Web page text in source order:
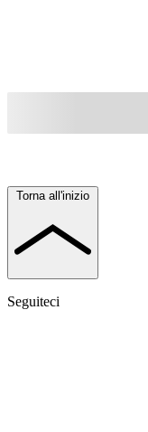
Torna all'inizio
Seguiteci